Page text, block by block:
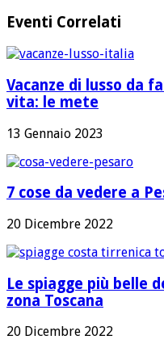
Eventi Correlati
Vacanze di lusso da
vita: le mete
13 Gennaio 2023
7 cose da vedere a
20 Dicembre 2022
Le spiagge più belle
zona Toscana
20 Dicembre 2022